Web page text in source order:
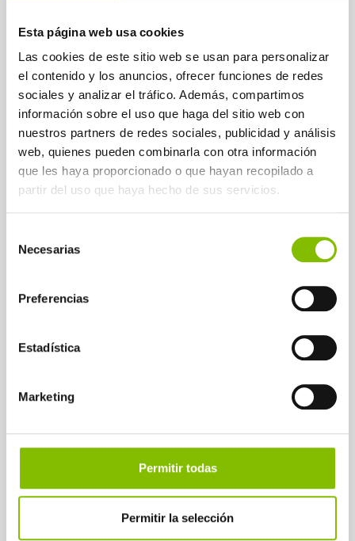
Esta página web usa cookies
Las cookies de este sitio web se usan para personalizar
el contenido y los anuncios, ofrecer funciones de redes
sociales y analizar el tráfico. Además, compartimos
información sobre el uso que haga del sitio web con
nuestros partners de redes sociales, publicidad y análisis
web, quienes pueden combinarla con otra información
que les haya proporcionado o que hayan recopilado a
partir del uso que haya hecho de sus servicios.
Necesarias
Preferencias
Estadística
Marketing
Permitir todas
Permitir la selección
de la banda ancha, puesto que cubre 100%
de cobertura.
Logikalinese encargará de dar a conocer
EUSKALTEL SAT en el entorno rural vasco y
a la vez de comercializarlo a través de su
red comercial.Logikalineha organizado
diversas reuniones de presentación en
para allí mismo aclarar dudas y preguntas
ELECTRÓNICO PARA
RECIBIR INFORMACIÓN
Conócenos